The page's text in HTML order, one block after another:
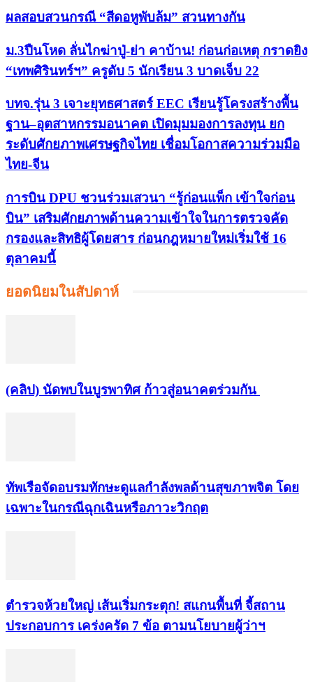
ผลสอบสวนกรณี “สีดอหูพับล้ม” สวนทางกัน
ม.3ปืนโหด ลั่นไกฆ่าปู่-ย่า คาบ้าน! ก่อนก่อเหตุ กราดยิง
“เทพศิรินทร์ฯ” ครูดับ 5 นักเรียน 3 บาดเจ็บ 22
บทจ.รุ่น 3 เจาะยุทธศาสตร์ EEC เรียนรู้โครงสร้างพื้น
ฐาน–อุตสาหกรรมอนาคต เปิดมุมมองการลงทุน ยก
ระดับศักยภาพเศรษฐกิจไทย เชื่อมโอกาสความร่วมมือ
ไทย-จีน
การบิน DPU ชวนร่วมเสวนา “รู้ก่อนแพ็ก เข้าใจก่อน
บิน” เสริมศักยภาพด้านความเข้าใจในการตรวจคัด
กรองและสิทธิผู้โดยสาร ก่อนกฎหมายใหม่เริ่มใช้ 16
ตุลาคมนี้
ยอดนิยมในสัปดาห์
(คลิป) นัดพบในบูรพาทิศ ก้าวสู่อนาคตร่วมกัน
ทัพเรือจัดอบรมทักษะดูแลกำลังพลด้านสุขภาพจิต โดย
เฉพาะในกรณีฉุกเฉินหรือภาวะวิกฤต
ตำรวจห้วยใหญ่ เส้นเริ่มกระตุก! สแกนพื้นที่ จี้สถาน
ประกอบการ เคร่งครัด 7 ข้อ ตามนโยบายผู้ว่าฯ